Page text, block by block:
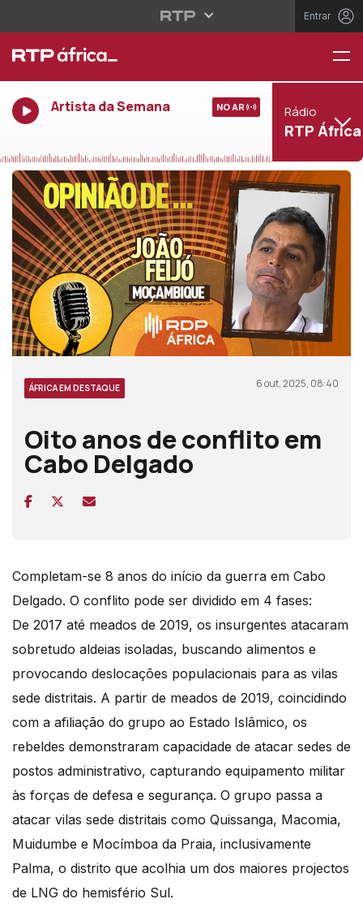
Entrar
Artista da Semana NO AR Rádio
RTP África
ÁFRICA EM DESTAQUE 6 out, 2025, 08:40
Oito anos de conflito em
Cabo Delgado
Completam-se 8 anos do início da guerra em Cabo
Delgado. O conflito pode ser dividido em 4 fases:
De 2017 até meados de 2019, os insurgentes atacaram
sobretudo aldeias isoladas, buscando alimentos e
provocando deslocações populacionais para as vilas
sede distritais. A partir de meados de 2019, coincidindo
com a afiliação do grupo ao Estado Islâmico, os
rebeldes demonstraram capacidade de atacar sedes de
postos administrativo, capturando equipamento militar
às forças de defesa e segurança. O grupo passa a
atacar vilas sede distritais como Quissanga, Macomia,
Muidumbe e Mocímboa da Praia, inclusivamente
Palma, o distrito que acolhia um dos maiores projectos
de LNG do hemisfério Sul.